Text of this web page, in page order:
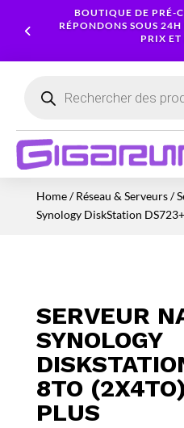
BOUTIQUE DE PRÉ-
RÉPONDONS SOUS
PRIX
produits
Home/Réseau & Serveurs/
Synology DiskStation
SERVEUR
SYNOLOGY
8TO
PLUS
Ordinateurs
Portables
Ordinateurs
Processeur
Graphique
PC
Cartes
mères
Ecrans